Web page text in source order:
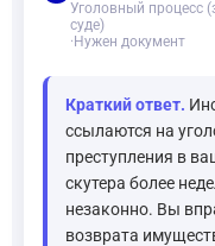
Уголовный процесс
суде)
· Нужен документ
Краткий ответ.
ссылаются на
преступления в
скутера более
незаконно. Вы
возврата